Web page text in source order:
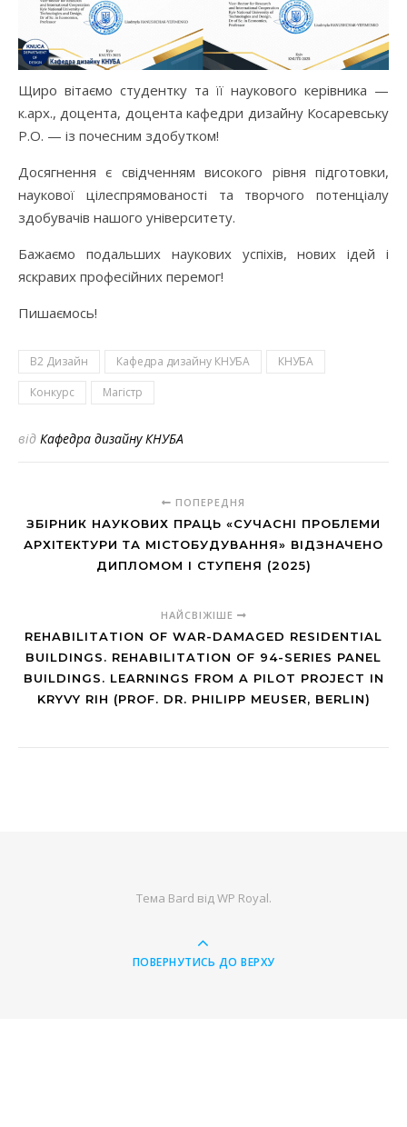
Щиро вітаємо студентку та її наукового керівника —
к.арх., доцента, доцента кафедри дизайну Косаревську
Р.О. — із почесним здобутком!
Досягнення є свідченням високого рівня підготовки,
наукової цілеспрямованості та творчого потенціалу
здобувачів нашого університету.
Бажаємо подальших наукових успіхів, нових ідей і
яскравих професійних перемог!
Пишаємось!
В2 Дизайн Кафедра дизайну КНУБА
КНУБА
Конкурс
Магістр
від Кафедра дизайну КНУБА
ПОПЕРЕДНЯ
ЗБІРНИК НАУКОВИХ ПРАЦЬ «СУЧАСНІ ПРОБЛЕМИ
АРХІТЕКТУРИ ТА МІСТОБУДУВАННЯ» ВІДЗНАЧЕНО
ДИПЛОМОМ I СТУПЕНЯ (2025)
НАЙСВІЖІШЕ
REHABILITATION OF WAR-DAMAGED RESIDENTIAL
BUILDINGS. REHABILITATION OF 94-SERIES PANEL
BUILDINGS. LEARNINGS FROM A PILOT PROJECT IN
KRYVY RIH (PROF. DR. PHILIPP MEUSER, BERLIN)
Тема Bard відWP Royal.
ПОВЕРНУТИСЬ ДО ВЕРХУ